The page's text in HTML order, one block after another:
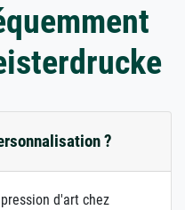
?
d'art chez